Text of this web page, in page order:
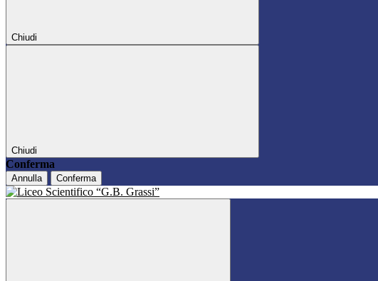
Chiudi
Chiudi
Conferma
Annulla Conferma